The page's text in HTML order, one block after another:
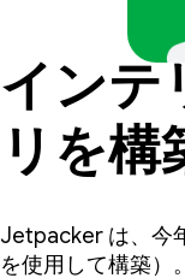
イン
リを
Jetpacker は、今
を使用して構築）